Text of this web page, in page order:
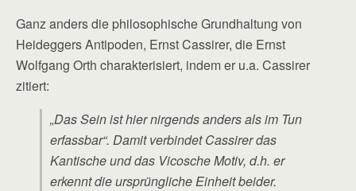
Ganz anders die philosophische Grundhaltung von
Heideggers Antipoden, Ernst Cassirer, die Ernst
Wolfgang Orth charakterisiert, indem er u.a. Cassirer
zitiert:
„Das Sein ist hier nirgends anders als im Tun
erfassbar“. Damit verbindet Cassirer das
Kantische und das Vicosche Motiv, d.h. er
erkennt die ursprüngliche Einheit beider.